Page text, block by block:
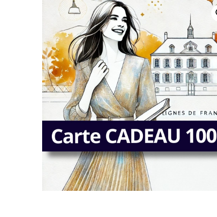
Un verre en
La Dolce Vita :
Rome – 2026
Célébrations
2025
Automne/Hiver
Direction le Sud
Capsule Bleue de